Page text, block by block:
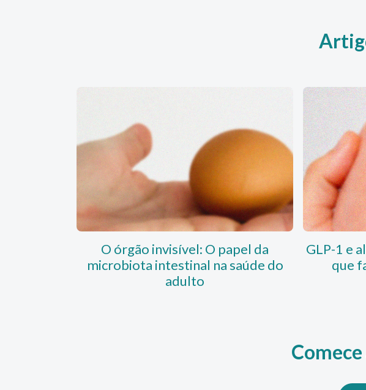
O órgão invisível: O papel da
microbiota intestinal na saúde do
adulto
GLP-1 e
que